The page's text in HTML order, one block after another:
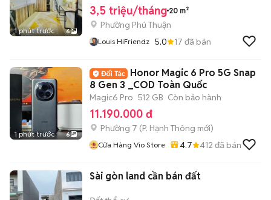
1 phút trước 6
3,5 triệu/tháng 20 m²
Phường Phú Thuận
Louis HiFriendz 5.0 17 đã bán
1 phút trước 6
Honor Magic 6 Pro 5G Snap
8 Gen 3 _COD Toàn Quốc
Magic6 Pro 512 GB Còn bảo hành
11.190.000 đ
Phường 7 (P. Hạnh Thông mới)
Cửa Hàng Vio Store 4.7 412 đã bán
Sài gòn land cần bán đất